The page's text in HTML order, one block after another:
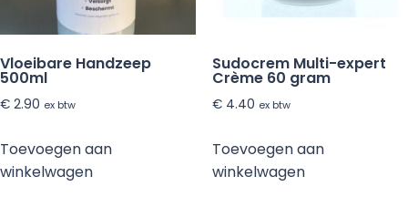
Vloeibare Handzeep
500ml
€ 2.90 ex btw
Toevoegen aan
winkelwagen
Sudocrem Multi-expert
Crème 60 gram
€4.40 ex btw
Toevoegen aan
winkelwagen